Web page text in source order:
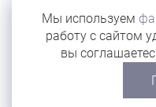
© 2026 «Роскошь»
Мы используем
работу с сайтом
вы